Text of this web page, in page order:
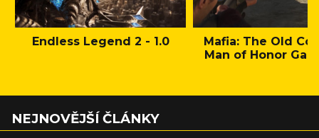
Endless Legend 2 - 1.0
Mafia: The Old
Man of Honor
NEJNOVĚJŠÍ ČLÁNKY